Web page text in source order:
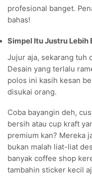
profesional banget.
bahas!
Simpel Itu Justru Lebih
Jujur aja, sekarang tuh
Desain yang terlalu
polos ini kasih kesan
disukai orang.
Coba bayangin deh,
bersih atau cup kraft
premium kan? Mereka
bukan malah liat-liat
banyak coffee shop
tambahin sticker kecil